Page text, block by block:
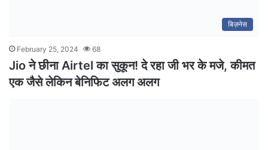
बिज़नेस
February 25, 2024 68
Jio ने छीना Airtel का सुकून! दे रहा जी भर के मजे, कीमत
एक जैसे लेकिन बेनिफिट अलग अलग